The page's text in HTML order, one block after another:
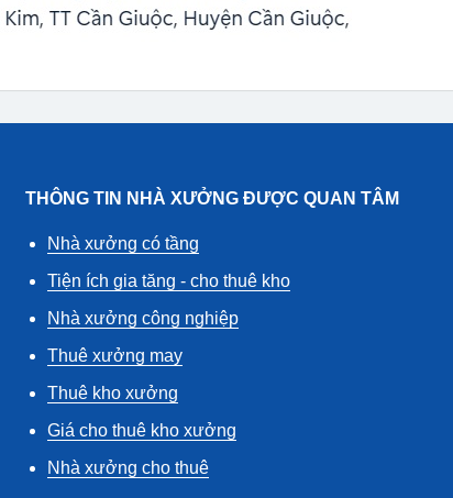
THÔNG TIN NHÀ XƯỞNG ĐƯỢC QUAN TÂM
Nhà xưởng có tầng
Tiện ích gia tăng - cho thuê kho
Nhà xưởng công nghiệp
Thuê xưởng may
Thuê kho xưởng
Giá cho thuê kho xưởng
Nhà xưởng cho thuê